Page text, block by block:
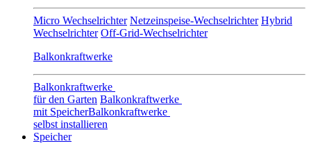
Micro Wechselrichter Netzeinspeise-Wechselrichter Hybrid
Wechselrichter Off-Grid-Wechselrichter
Balkonkraftwerke
Balkonkraftwerke
für den Garten Balkonkraftwerke
mit SpeicherBalkonkraftwerke
selbst installieren
Speicher